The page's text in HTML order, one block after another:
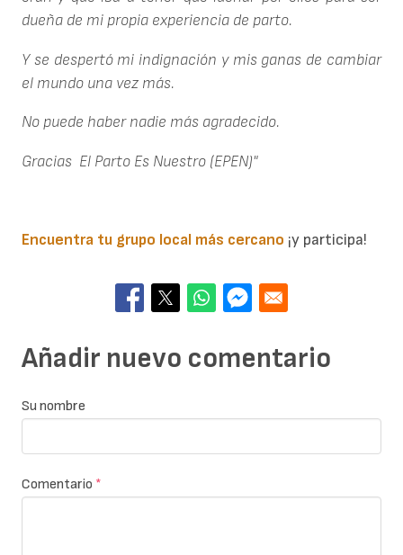
dueña de mi propia experiencia de parto.
Y se despertó mi indignación y mis ganas de cambiar
el mundo una vez más.
No puede haber nadie más agradecido.
Gracias El Parto Es Nuestro (EPEN)"
Encuentra tu grupo local más cercano ¡y participa!
Añadir nuevo comentario
Su nombre
Comentario *